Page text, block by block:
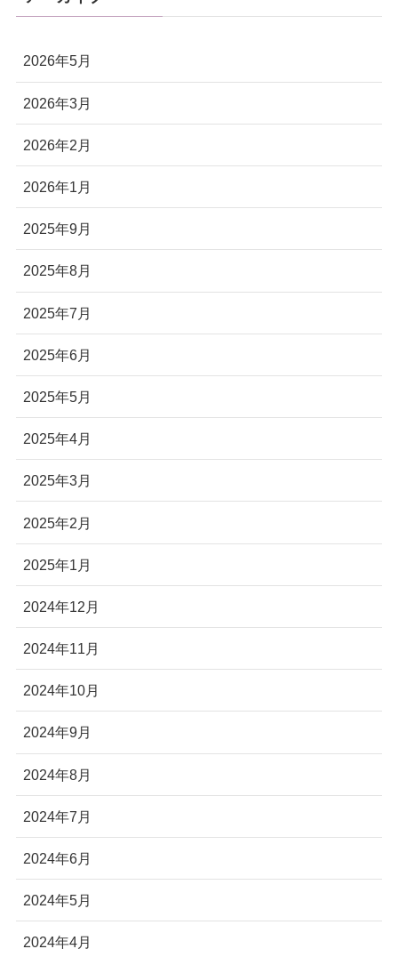
2026年5月
2026年3月
2026年2月
2026年1月
2025年9月
2025年8月
2025年7月
2025年6月
2025年5月
2025年4月
2025年3月
2025年2月
2025年1月
2024年12月
2024年11月
2024年10月
2024年9月
2024年8月
2024年7月
2024年6月
2024年5月
2024年4月